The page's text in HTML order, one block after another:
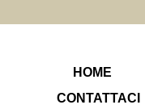
HOME
CONTATTACI